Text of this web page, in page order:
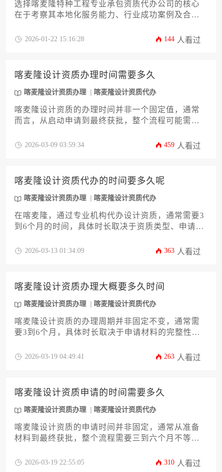
选择喀麦隆特种工程专业承包资质代办公司的核心
在于考察其本地化服务能力、行业成功案例及合规
配置和售后服务体系来筛选优质代理机构。
2026-01-22 15:16:28 144 人看过
喀麦隆设计资质办理时间需要多久
喀麦隆设计资质办理 喀麦隆设计资质代办
喀麦隆设计资质的办理时间并非一个固定值，通常
而言，从启动申请到最终获批，整个流程可能需要6
准备完整性、与当地主管部门沟通效率以及是否借
充分了解流程细节是控制办理周期的关键。
2026-03-09 03:59:34 459 人看过
喀麦隆设计资质代办的时间要多久呢
喀麦隆设计资质办理 喀麦隆设计资质代办
在喀麦隆，通过专业机构代办设计资质，通常需要3
到6个月的时间，具体时长取决于资质类型、申请材
前期咨询、材料准备、正式提交、官方审核及最终
2026-03-13 01:34:09 363 人看过
喀麦隆设计资质办理大概要多久时间
喀麦隆设计资质办理 喀麦隆设计资质代办
喀麦隆设计资质的办理周期并非固定不变，通常需
要3到6个月，具体时长取决于申请材料的完整性、
别。整个流程涉及材料准备、递交、审核、现场核
而言，寻求专业服务机构的协助是确保高效推进的
关键。
2026-03-19 04:49:41 263 人看过
喀麦隆设计资质申请的时间需要多久
喀麦隆设计资质办理 喀麦隆设计资质代办
喀麦隆设计资质的申请时间并非固定，通常从准备
材料到最终获批，整个流程需要三到六个月不等，
整度以及审批机构的处理效率。对于计划在喀麦隆
2026-03-19 22:55:05 310 人看过